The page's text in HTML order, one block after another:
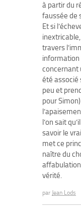
à partir du
faussée de
Et si
travers
concernant
été associé
peu et
pour
l’on sait
savoir le
met ce
naître du
vérité.
par Jean Lods